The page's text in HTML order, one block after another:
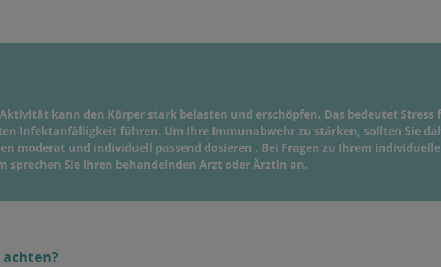
kann den Körper stark belasten und erschöpfen. Das bedeutet
Infektanfälligkeit führen. Um Ihre Immunabwehr zu stärken, sollten Sie
moderat und individuell passend dosieren . Bei Fragen zu Ihrem
sprechen Sie Ihren behandelnden Arzt oder Ärztin an.